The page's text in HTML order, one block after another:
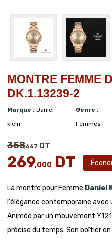
MONTRE FEMME
DK.1.13239-2
Marque : Daniel
klein
Genre :
Femmes
358,667DT
269,000 DT
La montre pour Femme Daniel
l'élégance contemporaine
Animée par un mouvement
précise du temps. Son boîtier